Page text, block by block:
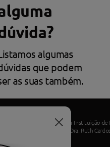
algumas
que podem
as suas também.
Sem Parar Instituição
Avenida Dra. Ruth